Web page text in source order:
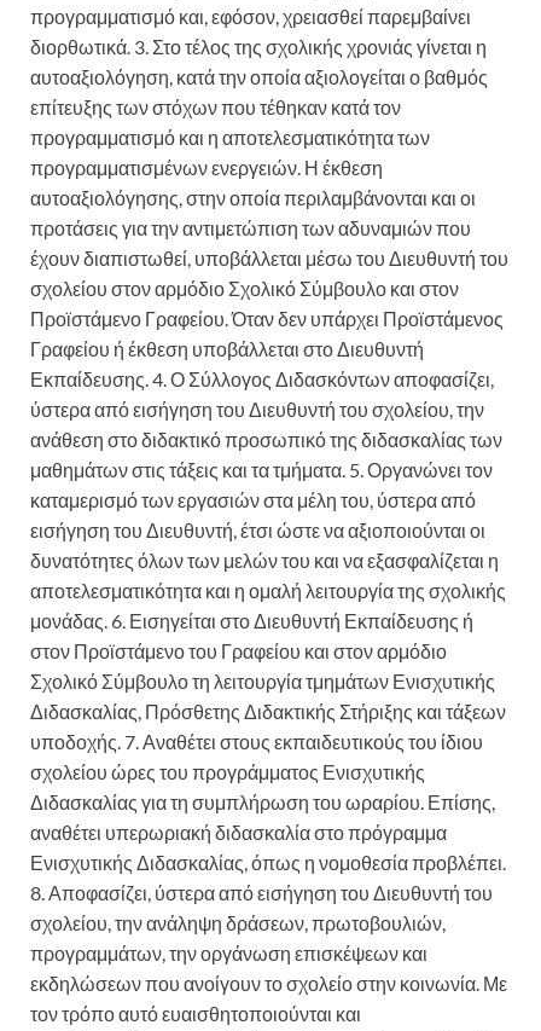
προγραμματισμό και, εφόσον, χρειασθεί παρεμβαίνει
διορθωτικά. 3. Στο τέλος της σχολικής χρονιάς γίνεται η
αυτοαξιολόγηση, κατά την οποία αξιολογείται ο βαθμός
επίτευξης των στόχων που τέθηκαν κατά τον
προγραμματισμό και η αποτελεσματικότητα των
προγραμματισμένων ενεργειών. Η έκθεση
αυτοαξιολόγησης, στην οποία περιλαμβάνονται και οι
προτάσεις για την αντιμετώπιση των αδυναμιών που
έχουν διαπιστωθεί, υποβάλλεται μέσω του Διευθυντή του
σχολείου στον αρμόδιο Σχολικό Σύμβουλο και στον
Προϊστάμενο Γραφείου. Όταν δεν υπάρχει Προϊστάμενος
Γραφείου ή έκθεση υποβάλλεται στο Διευθυντή
Εκπαίδευσης. 4. Ο Σύλλογος Διδασκόντων αποφασίζει,
ύστερα από εισήγηση του Διευθυντή του σχολείου, την
ανάθεση στο διδακτικό προσωπικό της διδασκαλίας των
μαθημάτων στις τάξεις και τα τμήματα. 5. Οργανώνει τον
καταμερισμό των εργασιών στα μέλη του, ύστερα από
εισήγηση του Διευθυντή, έτσι ώστε να αξιοποιούνται οι
δυνατότητες όλων των μελών του και να εξασφαλίζεται η
αποτελεσματικότητα και η ομαλή λειτουργία της σχολικής
μονάδας. 6. Εισηγείται στο Διευθυντή Εκπαίδευσης ή
στον Προϊστάμενο του Γραφείου και στον αρμόδιο
Σχολικό Σύμβουλο τη λειτουργία τμημάτων Ενισχυτικής
Διδασκαλίας, Πρόσθετης Διδακτικής Στήριξης και τάξεων
υποδοχής. 7. Αναθέτει στους εκπαιδευτικούς του ίδιου
σχολείου ώρες του προγράμματος Ενισχυτικής
Διδασκαλίας για τη συμπλήρωση του ωραρίου. Επίσης,
αναθέτει υπερωριακή διδασκαλία στο πρόγραμμα
Ενισχυτικής Διδασκαλίας, όπως η νομοθεσία προβλέπει.
8. Αποφασίζει, ύστερα από εισήγηση του Διευθυντή του
σχολείου, την ανάληψη δράσεων, πρωτοβουλιών,
προγραμμάτων, την οργάνωση επισκέψεων και
εκδηλώσεων που ανοίγουν το σχολείο στην κοινωνία. Με
τον τρόπο αυτό ευαισθητοποιούνται και